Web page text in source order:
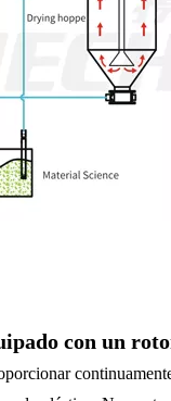
con un